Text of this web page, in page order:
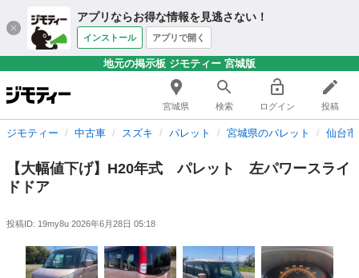
アプリならお得な情報を見逃さない！
インストール アプリで開く
地元の掲示板 ジモティー 宮城版
宮城県 検索 ログイン 投稿
ジモティー 中古車 スズキ パレット 宮城県のパレット 仙台
【大幅値下げ】H20年式 パレット 左パワースライ
ドドア
投稿ID: 19my8u 2026年6月28日 05:18